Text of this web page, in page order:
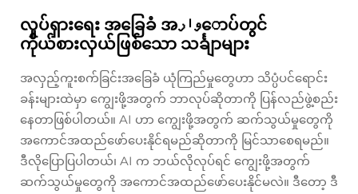
လှုပ်ရှားရေး အခြေခံ အوارောပ်တွင်
ကိုယ်စားလှယ်ဖြစ်သော သင်္ချာများ
အလှည့်ကူးစက်ခြင်းအခြေခံ ယုံကြည်မှုတွေဟာ သိပ္ပံပင်ရောင်း
ခန်းများထဲမှာ ကျွေးဖို့အတွက် ဘာလုပ်ဆိုတာကို ပြန်လည်ဖွဲ့စည်း
နေတာဖြစ်ပါတယ်။ AI ဟာ ကျွေးဖို့အတွက် ဆက်သွယ်မှုတွေကို
အကောင်အထည်ဖော်ပေးနိုင်ရမည်ဆိုတာကို မြင်သာစေရမည်။
ဒီလိုပြောပြပါတယ်၊ AI က ဘယ်လိုလုပ်ရင် ကျွေးဖို့အတွက်
ဆက်သွယ်မှုတွေကို အကောင်အထည်ဖော်ပေးနိုင်မလဲ။ ဒီတော့ ဒီ